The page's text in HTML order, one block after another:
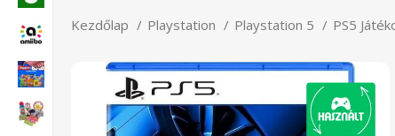
Kezdőlap Playstation Playstation 5 PS5